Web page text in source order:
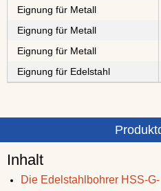
Eignung für Metall
Eignung für Metall
Eignung für Metall
Eignung für Edelstahl
Inhalt
Die Edelstahlbohrer HSS-G-